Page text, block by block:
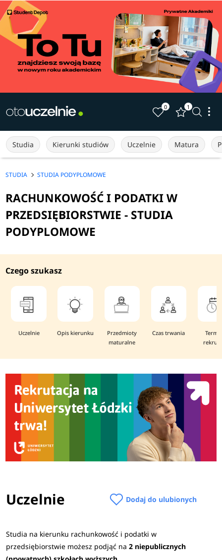
0 1
Studia Kierunki studiów Uczelnie Matura
STUDIA STUDIA PODYPLOMOWE
RACHUNKOWOŚĆ I PODATKI W
PRZEDSIĘBIORSTWIE - STUDIA
PODYPLOMOWE
Czego szukasz
Uczelnie Opis kierunku
Przedmioty
maturalne
Czas trwania
Uczelnie Dodaj do ulubionych
Studia na kierunku rachunkowość i podatki w
przedsiębiorstwie możesz podjąć na 2 niepublicznych